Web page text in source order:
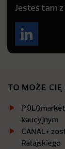
Jesteś tam
TO MOŻE
kaucyjnym
CANAL+
Ratajskiego